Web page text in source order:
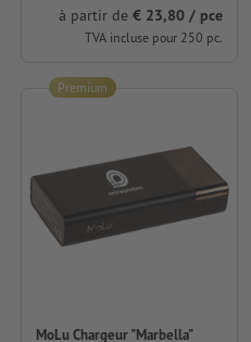
à partir de € 23,80 / pce
TVA incluse pour 250 pc.
MoLu Chargeur "Marbella"
Premium